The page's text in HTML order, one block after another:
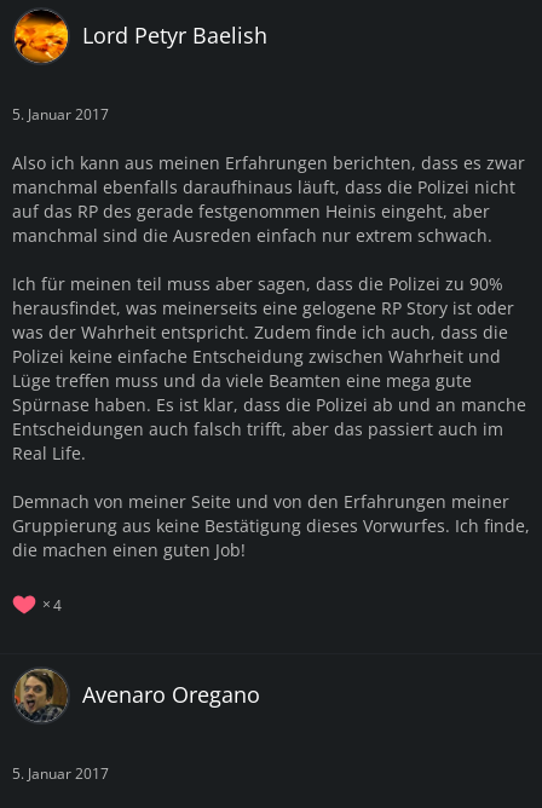
Lord Petyr Baelish
5. Januar 2017
Also ich kann aus meinen Erfahrungen berichten, dass es zwar
manchmal ebenfalls daraufhinaus läuft, dass die Polizei nicht
auf das RP des gerade festgenommen Heinis eingeht, aber
manchmal sind die Ausreden einfach nur extrem schwach.
Ich für meinen teil muss aber sagen, dass die Polizei zu 90%
herausfindet, was meinerseits eine gelogene RP Story ist oder
was der Wahrheit entspricht. Zudem finde ich auch, dass die
Polizei keine einfache Entscheidung zwischen Wahrheit und
Lüge treffen muss und da viele Beamten eine mega gute
Spürnase haben. Es ist klar, dass die Polizei ab und an manche
Entscheidungen auch falsch trifft, aber das passiert auch im
Real Life.
Demnach von meiner Seite und von den Erfahrungen meiner
Gruppierung aus keine Bestätigung dieses Vorwurfes. Ich finde,
die machen einen guten Job!
4
Avenaro Oregano
5. Januar 2017